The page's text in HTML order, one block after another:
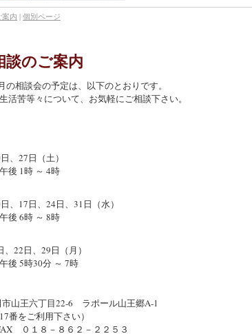
内 | 個別ページ
談のご案内
の相談会の予定は、以下のとおりです。
活苦等々について、お気軽にご相談下さい。
日（土）
～ 4時
日、24日、31日（水）
時 ～ 8時
日、29日（月）
時30分 ～ 7時
山王六丁目22-6 ラポール山王郷A-1
ご利用下さい）
８－８６２－２２５３